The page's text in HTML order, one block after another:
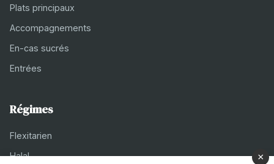
Plats principaux
Accompagnements
En-cas sucrés
Entrées
Régimes
Flexitarien
Halal
×